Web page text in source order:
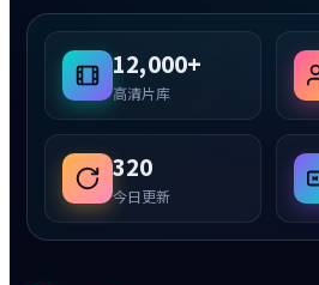
12,000+
高清片库
320
今日更新